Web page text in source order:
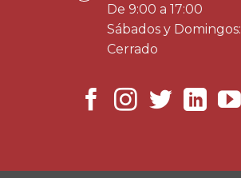
De 9:00 a 17:00
Sábados y Domingos:
Cerrado